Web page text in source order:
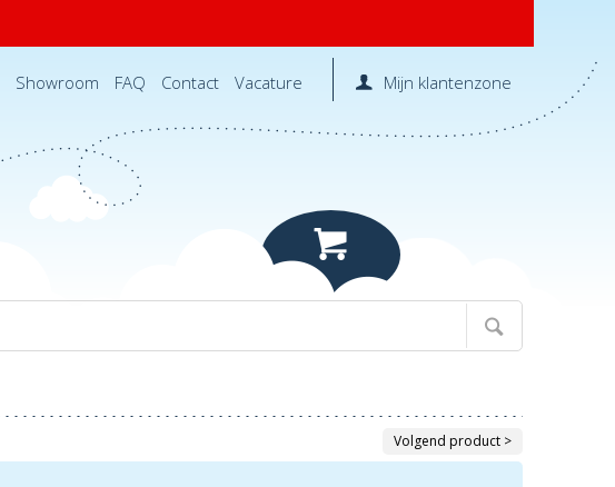
Showroom FAQ Contact Vacature Mijn klantenzone
Volgend product >